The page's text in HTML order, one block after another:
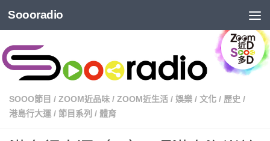
Soooradio
SOOO節目 / ZOOM近品味 / ZOOM近生活 / 娛樂 / 文化 / 歷史 /
港島行大運 / 節目系列 / 體育